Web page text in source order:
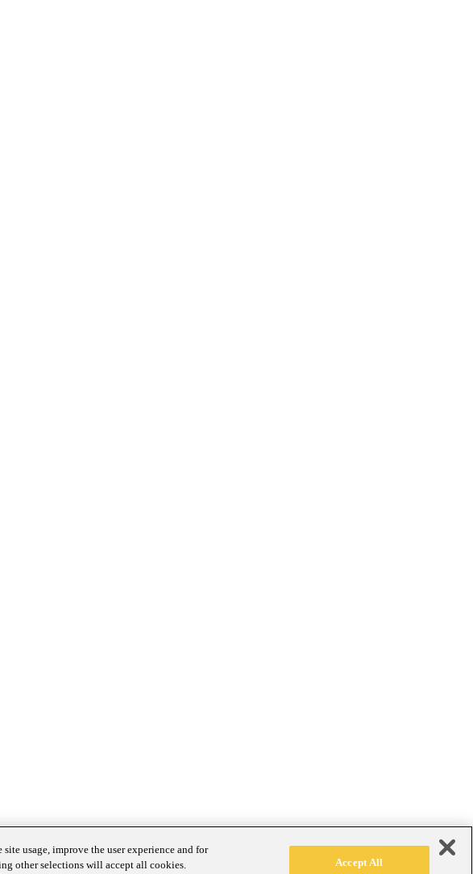
usage, improve the user experience and for
other selections will accept all cookies.
Accept All